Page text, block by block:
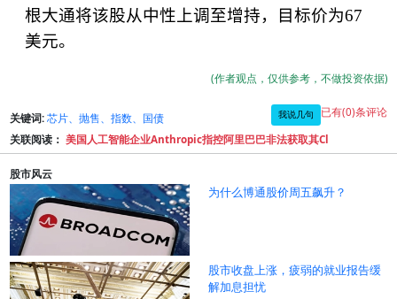
根大通将该股从中性上调至增持，目标价为67
美元。
(作者观点，仅供参考，不做投资依据)
关键词: 芯片、抛售、指数、国债 我说几句 已有(0)条评论
关联阅读： 美国人工智能企业Anthropic指控阿里巴巴非法获取其Cl
股市风云
为什么博通股价周五飙升？
股市收盘上涨，疲弱的就业报告缓
解加息担忧